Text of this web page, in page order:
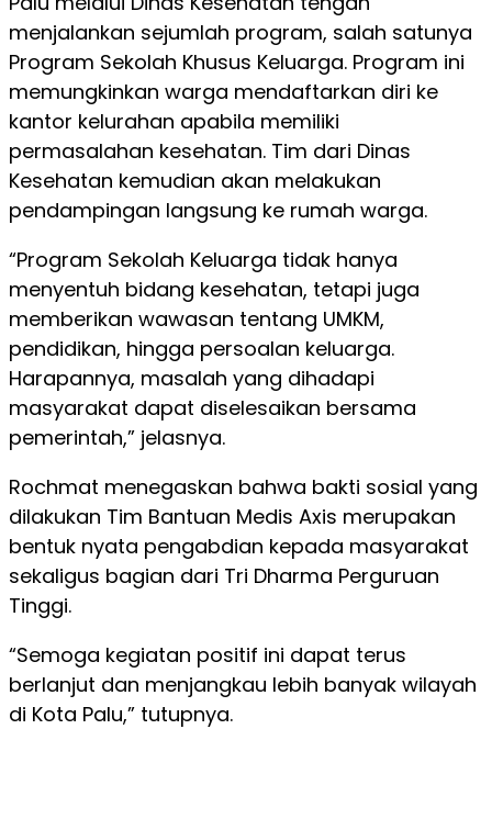
menjalankan sejumlah program, salah satunya
Program Sekolah Khusus Keluarga. Program ini
memungkinkan warga mendaftarkan diri ke
kantor kelurahan apabila memiliki
permasalahan kesehatan. Tim dari Dinas
Kesehatan kemudian akan melakukan
pendampingan langsung ke rumah warga.
“Program Sekolah Keluarga tidak hanya
menyentuh bidang kesehatan, tetapi juga
memberikan wawasan tentang UMKM,
pendidikan, hingga persoalan keluarga.
Harapannya, masalah yang dihadapi
masyarakat dapat diselesaikan bersama
pemerintah,” jelasnya.
Rochmat menegaskan bahwa bakti sosial yang
dilakukan Tim Bantuan Medis Axis merupakan
bentuk nyata pengabdian kepada masyarakat
sekaligus bagian dari Tri Dharma Perguruan
Tinggi.
“Semoga kegiatan positif ini dapat terus
berlanjut dan menjangkau lebih banyak wilayah
di Kota Palu,” tutupnya.